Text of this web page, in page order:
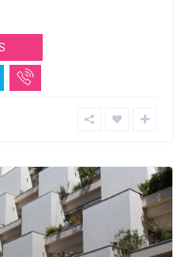
à partir de 410 €/mois